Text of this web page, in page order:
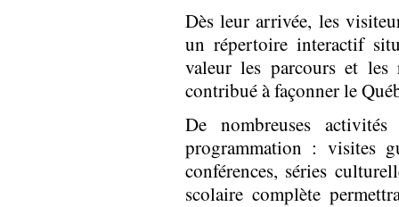
Dès leur arrivée, les
un répertoire interactif
valeur les parcours et les
contribué à façonner le
De nombreuses
programmation : visites
conférences, séries
scolaire complète